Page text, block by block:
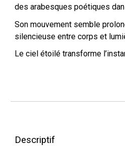
des arabesques poétiques
Son mouvement semble
silencieuse entre corps et
Le ciel étoilé transforme
Descriptif